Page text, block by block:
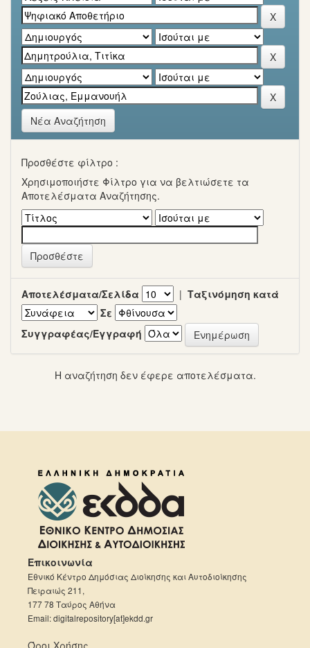
Νέα Αναζήτηση
Προσθέστε φίλτρο :
Χρησιμοποιήστε Φίλτρο για να βελτιώσετε τα
Αποτελέσματα Αναζήτησης.
Αποτελέσματα/Σελίδα | Ταξινόμηση κατά
Σε
Συγγραφέας/Εγγραφή
Η αναζήτηση δεν έφερε αποτελέσματα.
Επικοινωνία
Εθνικό Κέντρο Δημόσιας Διοίκησης και Αυτοδιοίκησης
Πειραιώς 211,
177 78 Ταύρος Αθήνα
Email: digitalrepository[at]ekdd.gr
Όροι Χρήσης